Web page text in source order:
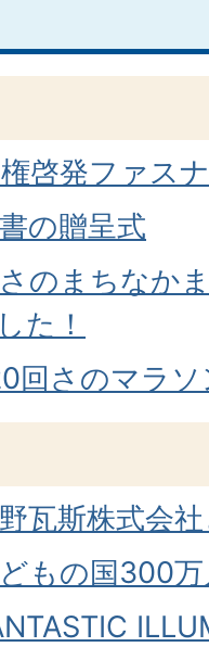
権啓発ファス
の贈呈式
さのまちなか
た！
回さのマラ
野瓦斯株式会
どもの国300